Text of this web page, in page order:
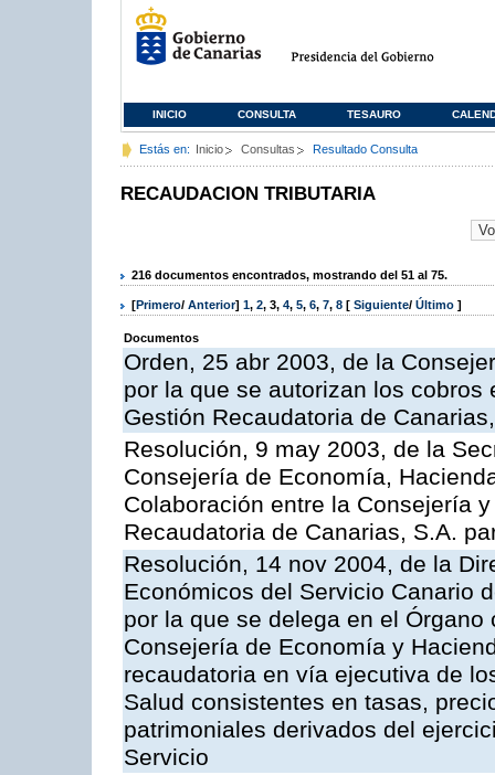
INICIO CONSULTA TESAURO
Estás en: Inicio Consultas Resultado Consulta
RECAUDACION TRIBUTARIA
216 documentos encontrados, mostrando del 51 al 75.
[Primero/ Anterior] 1, 2, 3, 4, 5, 6, 7, 8 [ Siguiente/ Último ]
Documentos
Orden, 25 abr 2003, de la
por la que se autorizan los
Gestión Recaudatoria de
Resolución, 9 may 2003, de la
Consejería de Economía,
Colaboración entre la Consejería
Recaudatoria de Canarias, S.A.
Resolución, 14 nov 2004, de la
Económicos del Servicio Canario
por la que se delega en el
Consejería de Economía y
recaudatoria en vía ejecutiva de
Salud consistentes en tasas,
patrimoniales derivados del
Servicio